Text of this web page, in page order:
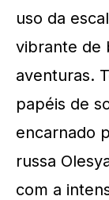
uso da
vibrante de
aventuras.
papéis de
encarnado
russa
com a